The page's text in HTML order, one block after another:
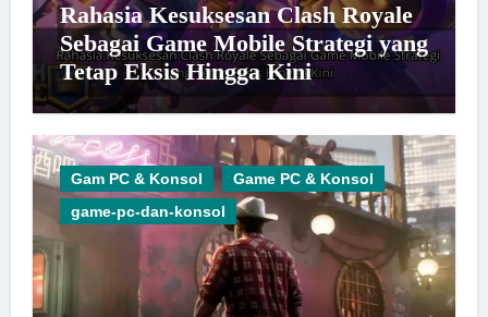
Rahasia Kesuksesan Clash Royale
Sebagai Game Mobile Strategi yang
Tetap Eksis Hingga Kini
Gam PC & Konsol
Game PC & Konsol
game-pc-dan-konsol